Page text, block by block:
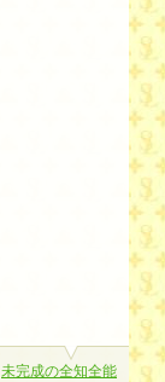
未完成の全知全能